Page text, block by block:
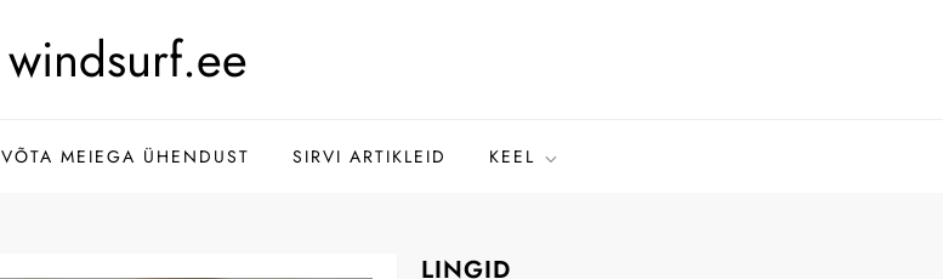
windsurf.ee
VÕTA MEIEGA ÜHENDUST SIRVI ARTIKLEID KEEL
LINGID